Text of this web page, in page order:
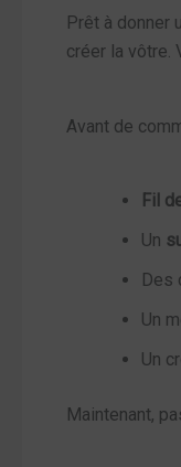
Prêt à donner
créer la vôtre.
Avant de
Fil
Un
Des
Un
Un
Maintenant,